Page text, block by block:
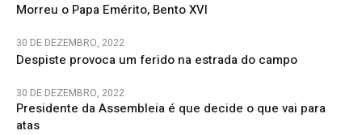
Morreu o Papa Emérito, Bento XVI
30 DE DEZEMBRO, 2022
Despiste provoca um ferido na estrada do campo
30 DE DEZEMBRO, 2022
Presidente da Assembleia é que decide o que vai para
atas